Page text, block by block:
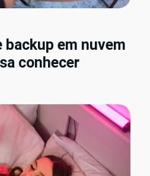
em nuvem
conhecer